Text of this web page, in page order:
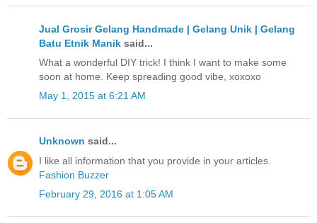
Jual Grosir Gelang Handmade | Gelang Unik | Gelang
Batu Etnik Manik said...
What a wonderful DIY trick! I think I want to make some
soon at home. Keep spreading good vibe, xoxoxo
May 1, 2015 at 6:21 AM
Unknown said...
I like all information that you provide in your articles.
Fashion Buzzer
February 29, 2016 at 1:05 AM